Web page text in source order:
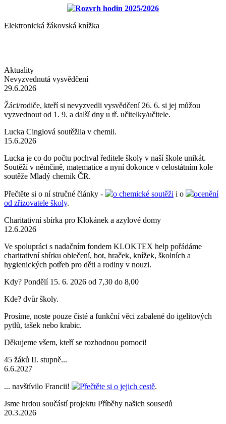
Rozvrh hodin 2025/2026
Elektronická žákovská knížka
Aktuality
Nevyzvednutá vysvědčení
29.6.2026
Žáci/rodiče, kteří si nevyzvedli vysvědčení 26. 6. si jej můžou
vyzvednout od 1. 9. a další dny u tř. učitelky/učitele.
Lucka Cinglová soutěžila v chemii.
15.6.2026
Lucka je co do počtu pochval ředitele školy v naší škole unikát.
Soutěží v němčině, matematice a nyní dokonce v celostátním kole
soutěže Mladý chemik ČR.
Přečtěte si o ní stručné články - o chemické soutěži i o
ocenění
od zřizovatele školy.
Charitativní sbírka pro Klokánek a azylové domy
12.6.2026
Ve spolupráci s nadačním fondem KLOKTEX help pořádáme
charitativní sbírku oblečení, bot, hraček, knížek, školních a
hygienických potřeb pro děti a rodiny v nouzi.
Kdy? Pondělí 15. 6. 2026 od 7,30 do 8,00
Kde? dvůr školy.
Prosíme, noste pouze čisté a funkční věci zabalené do igelitových
pytlů, tašek nebo krabic.
Děkujeme všem, kteří se rozhodnou pomoci!
45 žáků II. stupně...
6.6.2027
... navštívilo Francii! Přečtěte si o jejich cestě.
Jsme hrdou součástí projektu Příběhy našich sousedů
20.3.2026